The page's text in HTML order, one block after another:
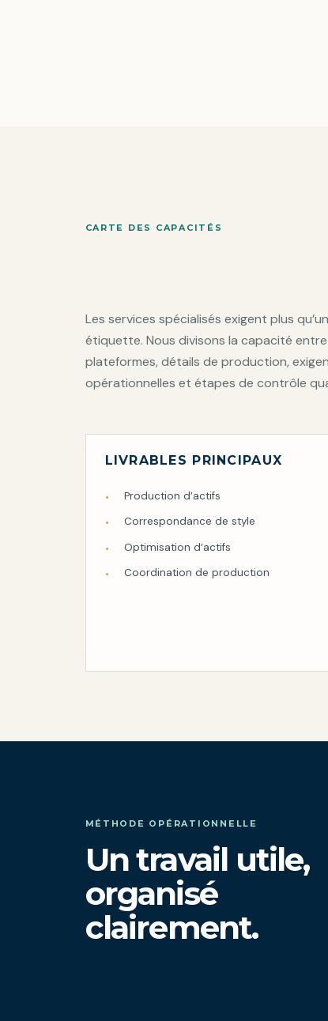
CARTE DES CAPACITÉS
Les services spécialisés exigent plus
étiquette. Nous divisons la capacité entre
plateformes, détails de production,
opérationnelles et étapes de contrôle
LIVRABLES PRINCIPAUX
Production d’actifs
Correspondance de style
Optimisation d’actifs
Coordination de production
MÉTHODE OPÉRATIONNELLE
Un travail utile,
organisé
clairement.